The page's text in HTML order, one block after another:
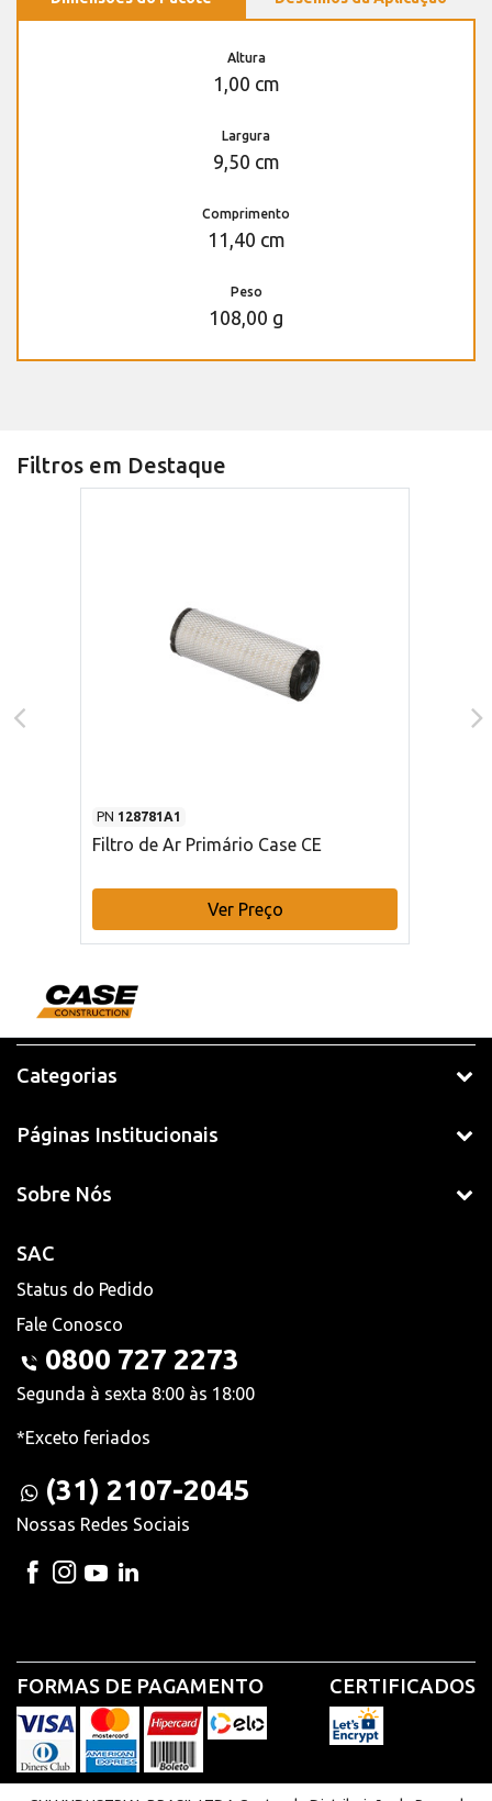
Altura
1,00 cm
Largura
9,50 cm
Comprimento
11,40 cm
Peso
108,00 g
Filtros em Destaque
PN 128781A1
Filtro de Ar Primário Case CE
Ver Preço
Categorias
Páginas Institucionais
Sobre Nós
SAC
Status do Pedido
Fale Conosco
0800 727 2273
Segunda à sexta 8:00 às 18:00
*Exceto feriados
(31) 2107-2045
Nossas Redes Sociais
FORMAS DE PAGAMENTO CERTIFICADOS